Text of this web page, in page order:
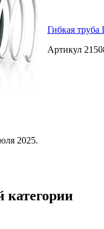
Гибкая
Артикул
2025.
категории